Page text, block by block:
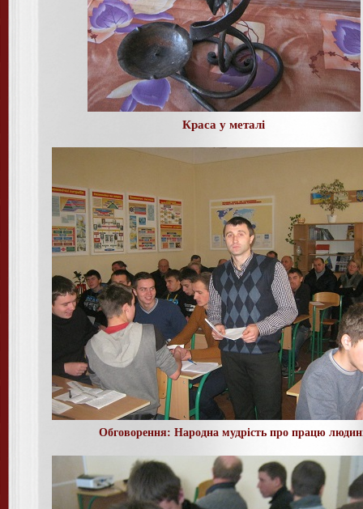
Краса у металі
Обговорення: Народна мудрість про працю